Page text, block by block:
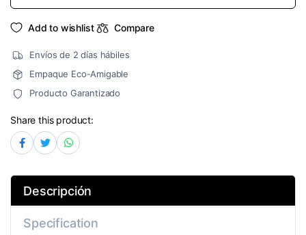
quantity
Add to wishlist Compare
Envíos de 2 días hábiles
Empaque Eco-Amigable
Producto Garantizado
Share this product:
Descripción
Specification